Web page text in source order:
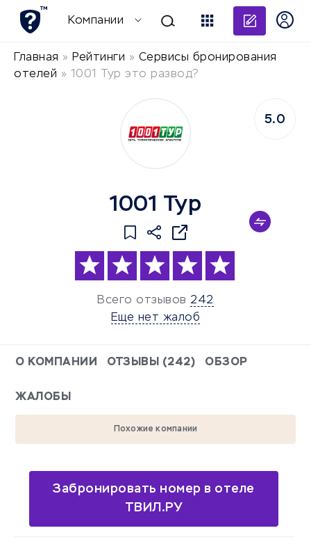
Компании
Главная » Рейтинги » Сервисы бронирования
отелей » 1001 Тур это развод?
1001 Тур
Всего отзывов 242
Еще нет жалоб
5.0
О КОМПАНИИ ОТЗЫВЫ (242) ОБЗОР
ЖАЛОБЫ
Похожие компании
Забронировать номер в отеле
ТВИЛ.РУ